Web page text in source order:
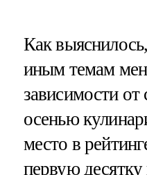
Как
иным темам
зависимости от
осенью
место в
первую